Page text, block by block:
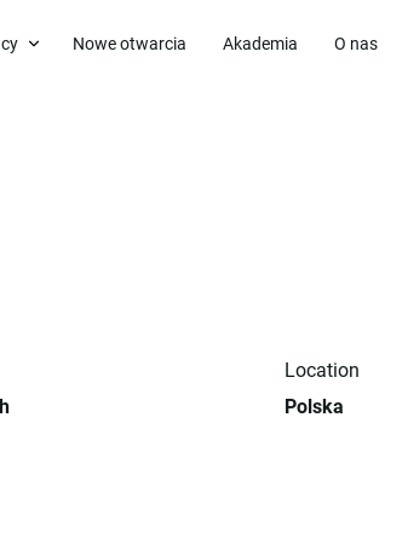
Nowe otwarcia Akademia O nas
Location
Polska